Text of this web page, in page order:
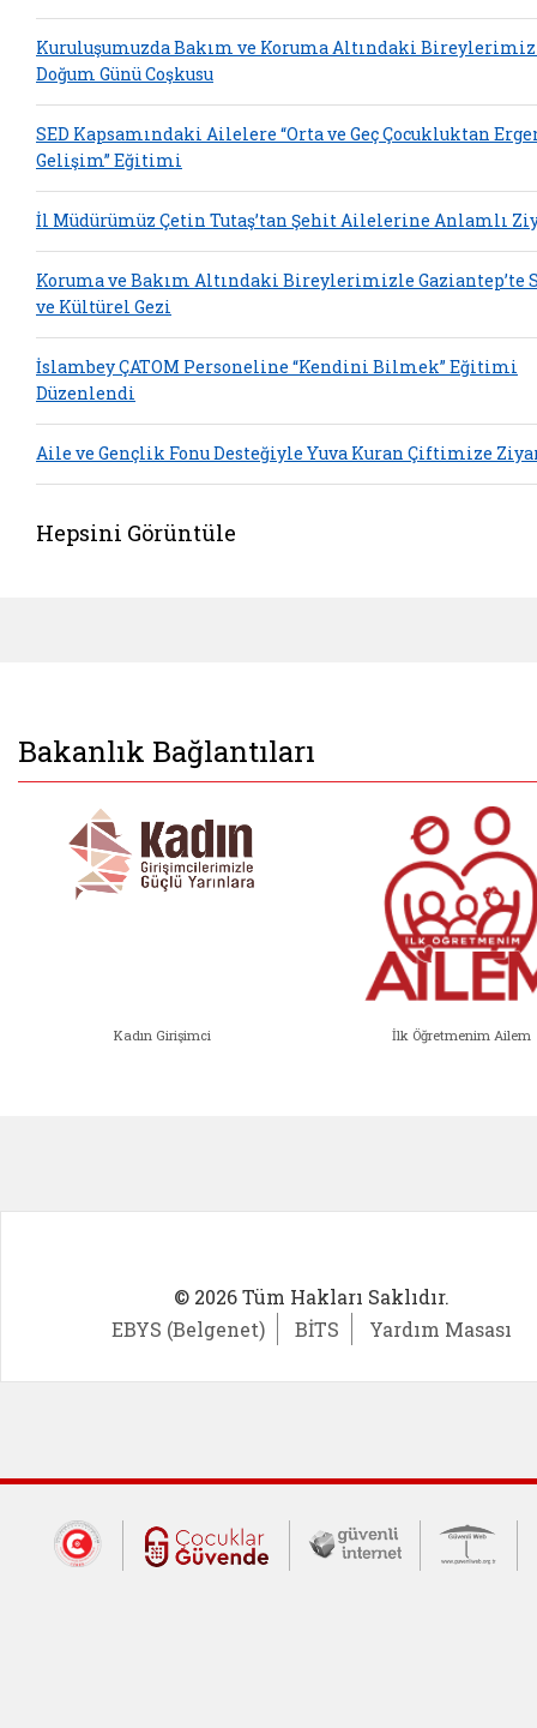
Kuruluşumuzda Bakım ve Koruma Altındaki
Doğum Günü Coşkusu
SED Kapsamındaki Ailelere “Orta ve Geç Çocukluktan
Gelişim” Eğitimi
İl Müdürümüz Çetin Tutaş’tan Şehit Ailelerine Anlamlı
Koruma ve Bakım Altındaki Bireylerimizle Gaziantep’te
ve Kültürel Gezi
İslambey ÇATOM Personeline “Kendini Bilmek” Eğitimi
Düzenlendi
Aile ve Gençlik Fonu Desteğiyle Yuva Kuran Çiftimize
Hepsini Görüntüle
Bakanlık Bağlantıları
Kadın Girişimci İlk Öğretmenim Ailem
© 2026 Tüm Hakları Saklıdır.
EBYS (Belgenet)
BİTS Yardım Masası
Dış Bağlantılar
Cumhurbaşkanlığı İletişim Merkezi
Çocuklar Güvende (yeni
Güvenli